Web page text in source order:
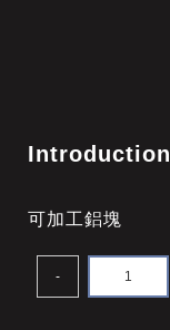
Introduction
可加工鋁塊
-